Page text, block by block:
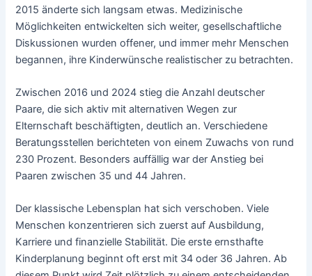
2015 änderte sich langsam etwas. Medizinische
Möglichkeiten entwickelten sich weiter, gesellschaftliche
Diskussionen wurden offener, und immer mehr Menschen
begannen, ihre Kinderwünsche realistischer zu betrachten.
Zwischen 2016 und 2024 stieg die Anzahl deutscher
Paare, die sich aktiv mit alternativen Wegen zur
Elternschaft beschäftigten, deutlich an. Verschiedene
Beratungsstellen berichteten von einem Zuwachs von rund
230 Prozent. Besonders auffällig war der Anstieg bei
Paaren zwischen 35 und 44 Jahren.
Der klassische Lebensplan hat sich verschoben. Viele
Menschen konzentrieren sich zuerst auf Ausbildung,
Karriere und finanzielle Stabilität. Die erste ernsthafte
Kinderplanung beginnt oft erst mit 34 oder 36 Jahren. Ab